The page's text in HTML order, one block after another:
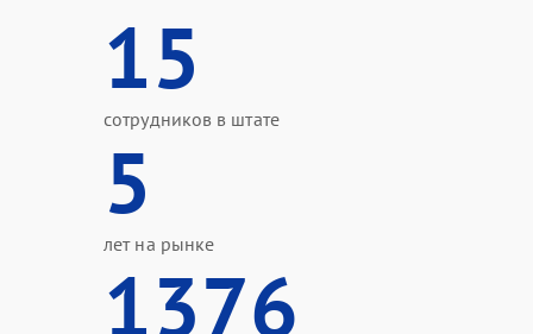
15
сотрудников в штате
5
лет на рынке
1376